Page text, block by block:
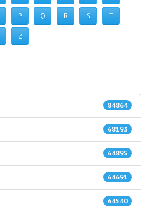
P Q R S T
Z
84864
68193
64895
64691
64540